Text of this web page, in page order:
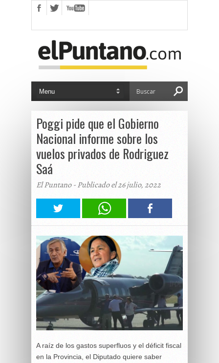
Poggi pide que el Gobierno
Nacional informe sobre los
vuelos privados de Rodriguez
Saá
El Puntano - Publicado el 26 julio, 2022
A raíz de los gastos superfluos y el déficit fiscal
en la Provincia, el Diputado quiere saber